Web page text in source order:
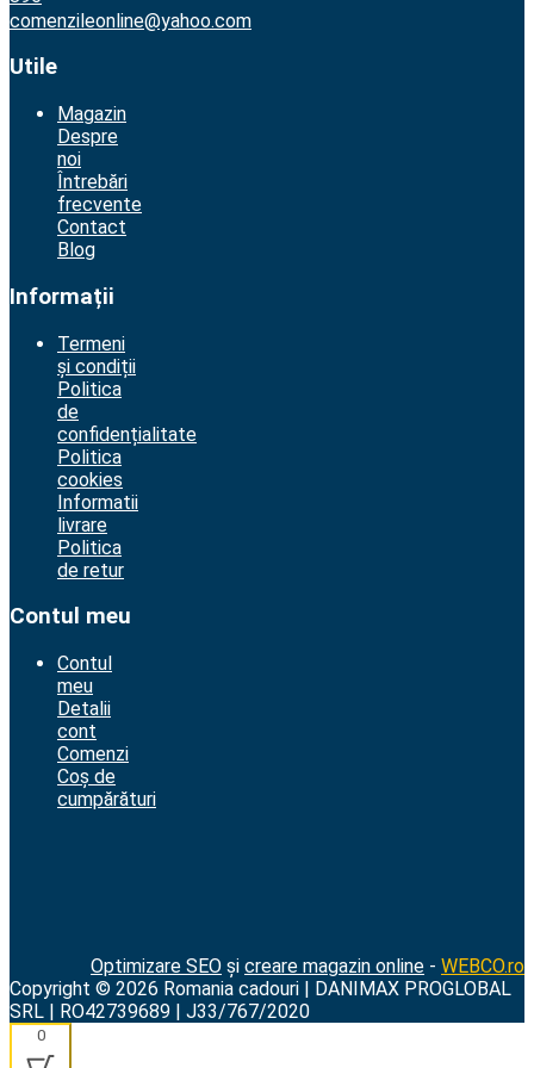
comenzileonline@yahoo.com
Utile
Magazin
Despre
noi
Întrebări
frecvente
Contact
Blog
Informații
Termeni
și condiții
Politica
de
confidențialitate
Politica
cookies
Informatii
livrare
Politica
de retur
Contul meu
Contul
meu
Detalii
cont
Comenzi
Coș de
cumpărături
Optimizare SEO și creare magazin online - WEBCO.ro
Copyright © 2026 Romania cadouri | DANIMAX PROGLOBAL
SRL | RO42739689 | J33/767/2020
0